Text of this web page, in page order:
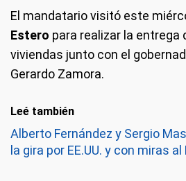
El mandatario visitó este
Estero para realizar la entrega
viviendas junto con el
Gerardo Zamora.
Leé también
Alberto Fernández y Sergio
la gira por EE.UU. y con miras